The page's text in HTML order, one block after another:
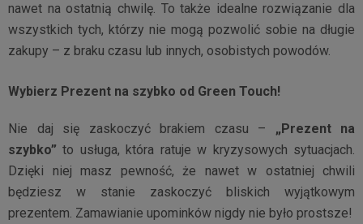
nawet na ostatnią chwilę. To także idealne rozwiązanie dla
wszystkich tych, którzy nie mogą pozwolić sobie na długie
zakupy – z braku czasu lub innych, osobistych powodów.
Wybierz Prezent na szybko od Green Touch!
Nie daj się zaskoczyć brakiem czasu – „Prezent na
szybko” to usługa, która ratuje w kryzysowych sytuacjach.
Dzięki niej masz pewność, że nawet w ostatniej chwili
będziesz w stanie zaskoczyć bliskich wyjątkowym
prezentem. Zamawianie upominków nigdy nie było prostsze!